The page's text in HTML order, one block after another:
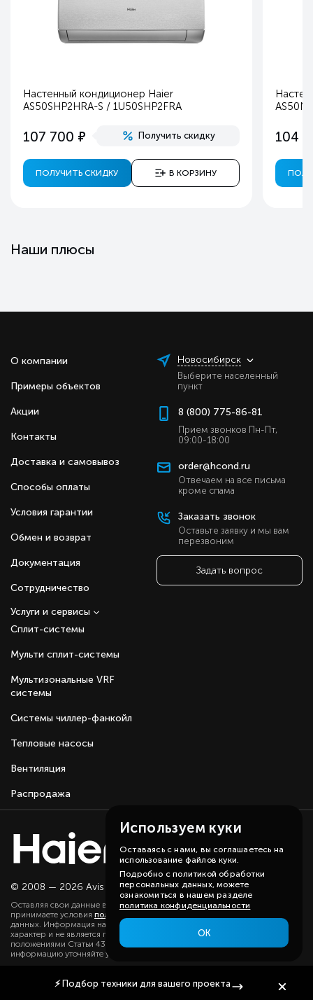
Настенный кондиционер Haier
AS50SHP2HRA-S / 1U50SHP2FRA
107 700 е Получить скидку
ПОЛУЧИТЬ СКИДКУ В КОРЗИНУ
104
Наши плюсы
О компании
Примеры объектов
Акции
Контакты
Доставка и самовывоз
Способы оплаты
Условия гарантии
Обмен и возврат
Документация
Сотрудничество
Сплит-системы
Мульти сплит-системы
Мультизональные VRF
системы
Системы чиллер-фанкойл
Тепловые насосы
Вентиляция
Распродажа
Услуги и сервисы
Новосибирск
Выберите населенный
пункт
8 (800) 775-86-81
Прием звонков Пн-Пт,
09:00-18:00
order@hcond.ru
Отвечаем на все письма
кроме спама
Заказать звонок
Оставьте заявку и мы вам
перезвоним
Задать вопрос
© 2008 — 2026 Avis group.Карта сайта
Оставляя свои данные в любой форме на сайте, вы даете согласие и
принимаете условия политики
данных. Информация на данном сайте носит ознакомительный
характер и не является публичной офертой, определяемой
положениями Статьи 437(2) ГК РФ. Существенную для вас
информацию уточняйте у наших менеджеров.
⚡ Подбор техники для вашего проекта
Используем куки
Оставаясь с нами, вы соглашаетесь на
использование файлов куки.
Подробно с политикой обработки
персональных данных, можете
ознакомиться в нашем разделе
политика конфиденциальности
ОК